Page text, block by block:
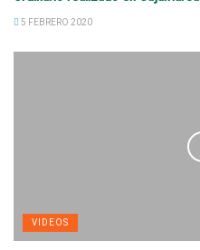
5 FEBRERO 2020
VIDEOS